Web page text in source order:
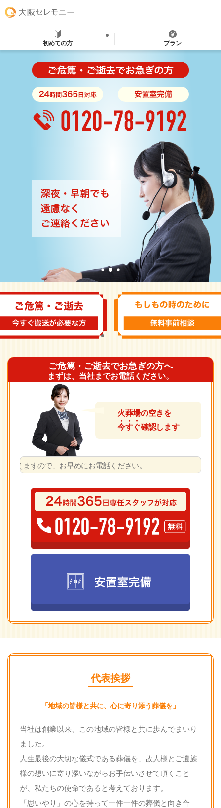
初めての方 プラン
ご危篤・ご逝去でお急ぎの方へ
まずは、当社までお電話ください。
火葬場の空きを
今すぐ確認します
お早めにお電話ください。
代表挨拶
「地域の皆様と共に、心に寄り添う葬儀を」
当社は創業以来、この地域の皆様と共に歩んでまいり
ました。
人生最後の大切な儀式である葬儀を、故人様とご遺族
様の想いに寄り添いながらお手伝いさせて頂くこと
が、私たちの使命であると考えております。
「思いやり」の心を持って一件一件の葬儀と向き合